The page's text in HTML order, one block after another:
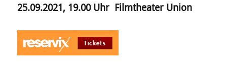
25.09.2021, 19.00 Uhr Filmtheater Union